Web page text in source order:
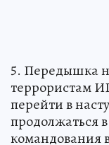
5. Передышка
террористам
перейти в
продолжаться